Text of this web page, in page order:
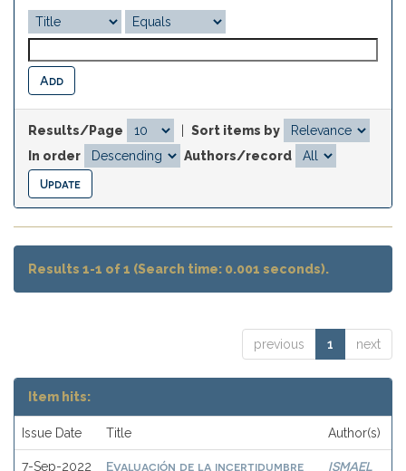
Results/Page
Sort items by
In order
Authors/record
Results 1-1 of 1 (Search time: 0.001 seconds).
previous 1 next
Item hits:
Issue Date Title Author(s)
7-Sep-2022
Evaluación de la incertidumbre
ISMAEL